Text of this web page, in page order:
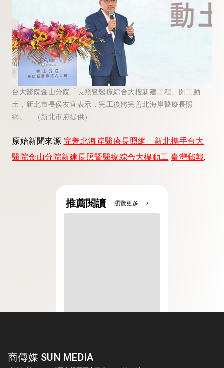
台大醫院金山分院「長照暨醫療綜合大樓新建工程」開工動
土，新北市長侯友宜表示，完工後將完善北海岸醫療長照
網。 （新北市府提供）
原始新聞來源 完善北海岸醫療長照網 新北攜手台大
醫院金山分院新建長照暨醫療綜合大樓動工 臺灣郵報.
推薦閱讀 瀏覽更多 chevron_right
商傳媒 SUN MEDIA